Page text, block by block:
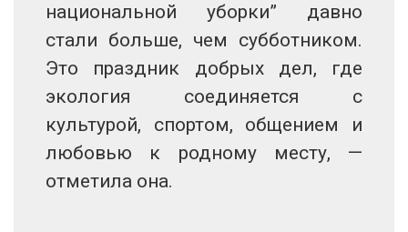
национальной уборки” давно
стали больше, чем субботником.
Это праздник добрых дел, где
экология соединяется с
культурой, спортом, общением и
любовью к родному месту, —
отметила она.